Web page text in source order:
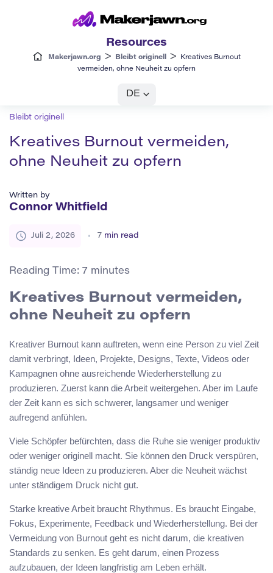
Resources
Makerjawn.org > Bleibt originell >
Kreatives Burnout
vermeiden, ohne Neuheit zu opfern
DE
Bleibt originell
Kreatives Burnout vermeiden,
ohne Neuheit zu opfern
Written by
Connor Whitfield
Juli 2, 2026 7 min read
Reading Time: 7 minutes
Kreatives Burnout vermeiden,
ohne Neuheit zu opfern
Kreativer Burnout kann auftreten, wenn eine Person zu viel Zeit
damit verbringt, Ideen, Projekte, Designs, Texte, Videos oder
Kampagnen ohne ausreichende Wiederherstellung zu
produzieren. Zuerst kann die Arbeit weitergehen. Aber im Laufe
der Zeit kann es sich schwerer, langsamer und weniger
aufregend anfühlen.
Viele Schöpfer befürchten, dass die Ruhe sie weniger produktiv
oder weniger originell macht. Sie können den Druck verspüren,
ständig neue Ideen zu produzieren. Aber die Neuheit wächst
unter ständigem Druck nicht gut.
Starke kreative Arbeit braucht Rhythmus. Es braucht Eingabe,
Fokus, Experimente, Feedback und Wiederherstellung. Bei der
Vermeidung von Burnout geht es nicht darum, die kreativen
Standards zu senken. Es geht darum, einen Prozess
aufzubauen, der Ideen langfristig am Leben erhält.